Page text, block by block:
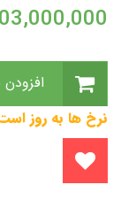
نرخ ها به روز